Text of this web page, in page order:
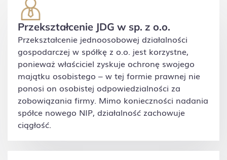
czwartym kwartale roku poprzedniego,
włącznie z wypłatami z zysku.
Przekształcenie JDG w sp. z o.o.
Przekształcenie jednoosobowej działalności
gospodarczej w spółkę z o.o. jest korzystne,
ponieważ właściciel zyskuje ochronę swojego
majątku osobistego – w tej formie prawnej nie
ponosi on osobistej odpowiedzialności za
zobowiązania firmy. Mimo konieczności nadania
spółce nowego NIP, działalność zachowuje
ciągłość.